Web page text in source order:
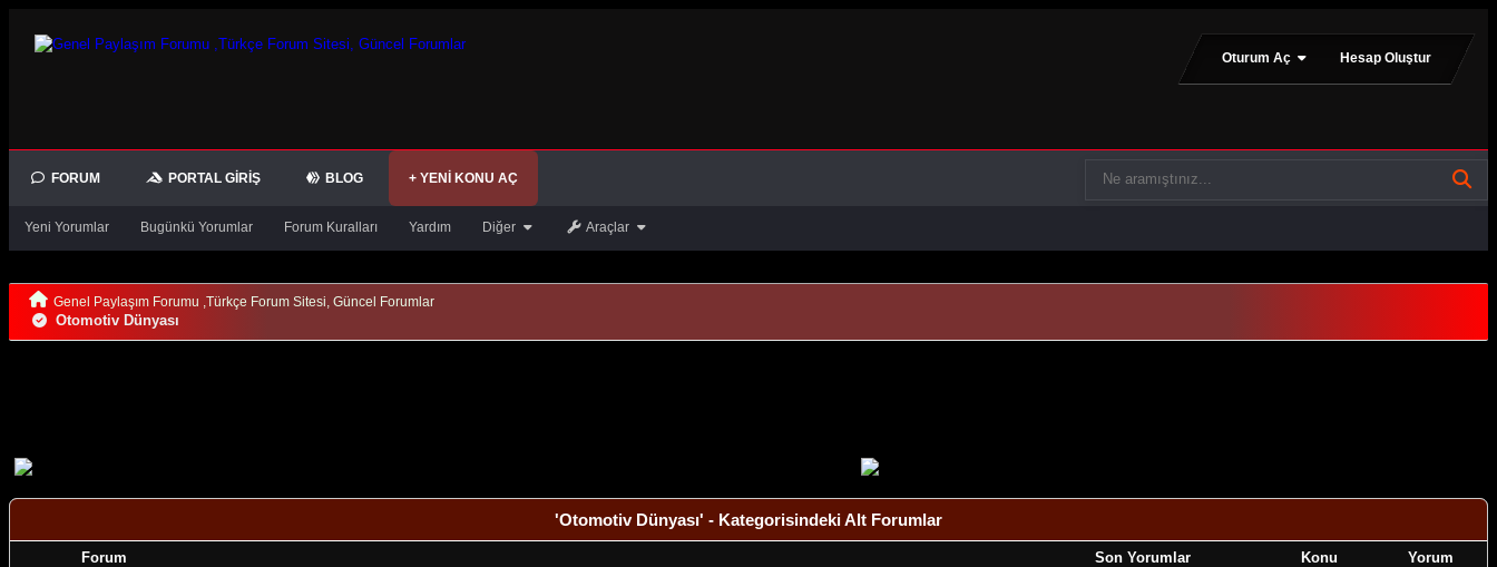
Oturum Aç Hesap Oluştur
FORUM PORTAL GIRIŞ BLOG + YENI KONU AÇ
Yeni Yorumlar Bugünkü Yorumlar Forum Kuralları Yardım Diğer Araçlar
Genel Paylaşım Forumu ,Türkçe Forum Sitesi, Güncel Forumlar
Otomotiv Dünyası
'Otomotiv Dünyası' - Kategorisindeki Alt Forumlar
Forum Son Yorumlar Konu Yorum